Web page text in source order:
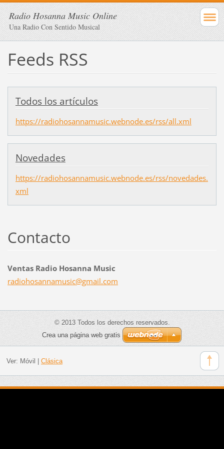
Radio Hosanna Music Online
Una Radio Con Sentido Musical
Feeds RSS
Todos los artículos
https://radiohosannamusic.webnode.es/rss/all.xml
Novedades
https://radiohosannamusic.webnode.es/rss/novedades.
xml
Contacto
Ventas Radio Hosanna Music
radiohosannamusic@gmail.com
© 2013 Todos los derechos reservados.
Crea una página web gratis
Ver: Móvil Clásica